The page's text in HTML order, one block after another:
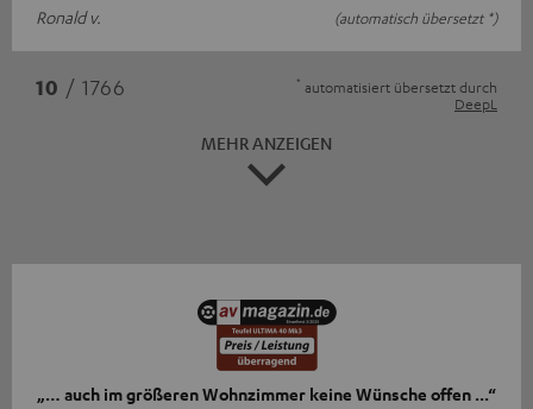
Ronald v.
(automatisch übersetzt *)
10 / 1766 * automatisiert übersetzt durch
DeepL
MEHR ANZEIGEN
„… auch im größeren Wohnzimmer keine Wünsche offen ...“